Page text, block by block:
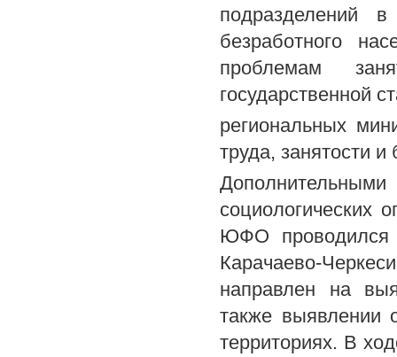
подразделений
безработного
проблемам
государственной
региональных
труда, занятости
Дополнительными
социологических
ЮФО проводился
Карачаево-
направлен на
также выявлении
территориях. В